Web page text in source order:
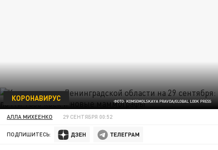
ФОТО: KOMSOMOLSKAYA PRAVDA/GLOBAL LOOK PRESS
КОРОНАВИРУС
АЛЛА МИХЕЕНКО 29 СЕНТЯБРЯ 00:52
ПОДПИШИТЕСЬ: